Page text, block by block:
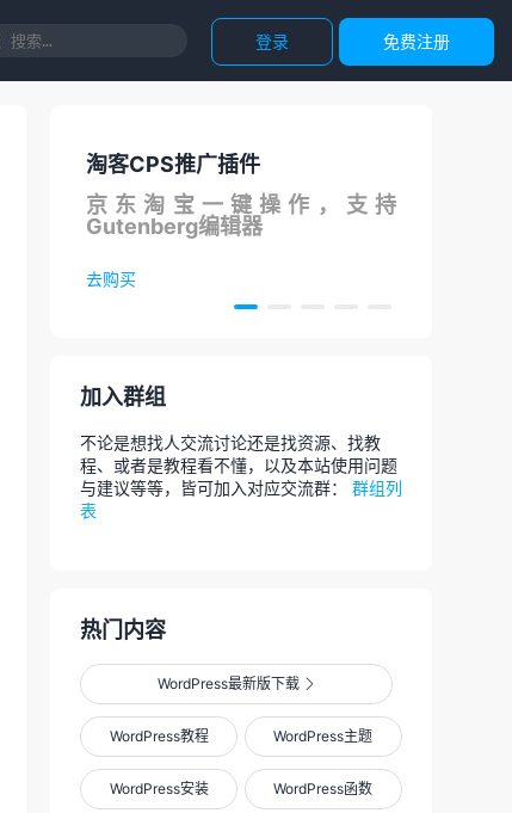
登录 免费注册
淘客CPS推广插件
京东淘宝一键操作，支持
Gutenberg编辑器
去购买
加入群组
不论是想找人交流讨论还是找资源、找教
程、或者是教程看不懂，以及本站使用问题
与建议等等，皆可加入对应交流群： 群组列
表
热门内容
WordPress最新版下载 
WordPress教程 WordPress主题
WordPress安装 WordPress函数